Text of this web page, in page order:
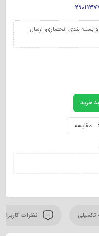
بندی انحصاری، ارسال
خرید
مقایسه
نظرات کاربران